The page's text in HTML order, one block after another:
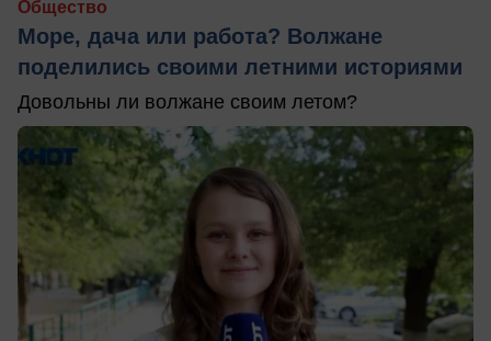
Общество
Море, дача или работа? Волжане
поделились своими летними историями
Довольны ли волжане своим летом?